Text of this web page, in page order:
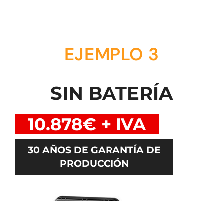
EJEMPLO 3
SIN BATERÍA
10.878€ + IVA
30 AÑOS DE GARANTÍA DE
PRODUCCIÓN